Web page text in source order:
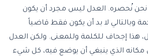
نُحصره. العدل ليس مجرد أن يكون
وبالتالي لا بد أن يكون فقط قاضياً
هذا إجحاف للكلمة وللمعنى. ولكن العدل
الذي ينبغي أن يوضع فيه، كل شيء